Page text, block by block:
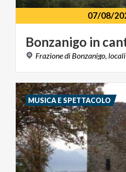
07/08/
Bonzanigo in
Frazionedi Bonzanigo,
MUSICA E SPETTACOLO